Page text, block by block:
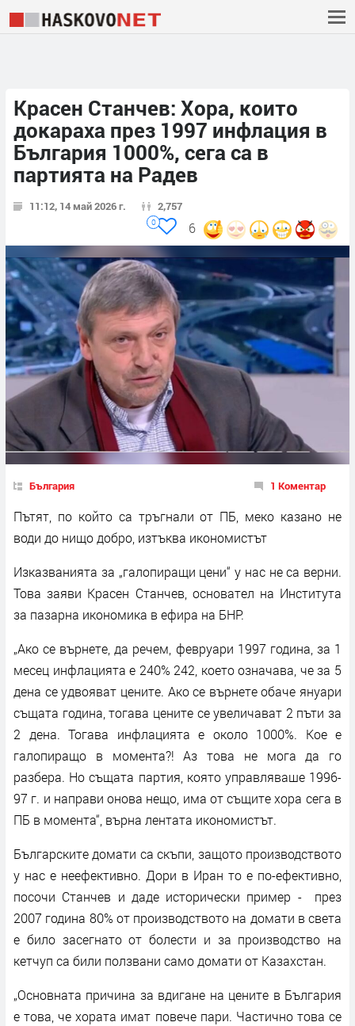
Красен Станчев: Хора, които
докараха през 1997 инфлация в
България 1000%, сега са в
партията на Радев
11:12, 14 май 2026 г. 2,757
6
0
България 1 Коментар
Пътят, по който са тръгнали от ПБ, меко казано не
води до нищо добро, изтъква икономистът
Изказванията за „галопиращи цени“ у нас не са верни.
Това заяви Красен Станчев, основател на Института
за пазарна икономика в ефира на БНР.
„Ако се върнете, да речем, февруари 1997 година, за 1
месец инфлацията е 240% 242, което означава, че за 5
дена се удвояват цените. Ако се върнете обаче януари
същата година, тогава цените се увеличават 2 пъти за
2 дена. Тогава инфлацията е около 1000%. Кое е
галопиращо в момента?! Аз това не мога да го
разбера. Но същата партия, която управляваше 1996-
97 г. и направи онова нещо, има от същите хора сега в
ПБ в момента“, върна лентата икономистът.
Българските домати са скъпи, защото производството
у нас е неефективно. Дори в Иран то е по-ефективно,
посочи Станчев и даде исторически пример - през
2007 година 80% от производството на домати в света
е било засегнато от болести и за производство на
кетчуп са били ползвани само домати от Казахстан.
„Основната причина за вдигане на цените в България
е това, че хората имат повече пари. Частично това се